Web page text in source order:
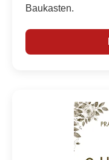
Baukasten.